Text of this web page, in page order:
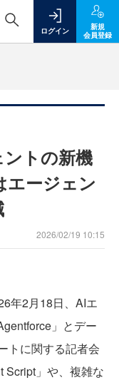
ログイン
新規
会員登録
トの新機
エージェン
2026/02/19 10:15
年2月18日、AIエ
」とデー
トに関する記者会
Script」や、複雑な